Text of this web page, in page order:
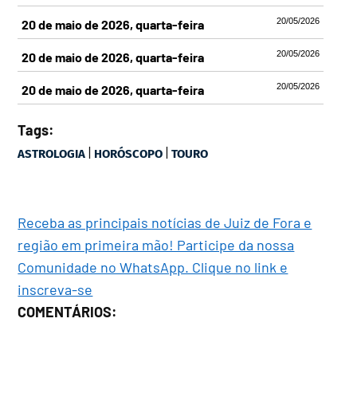
20/05/2026
20 de maio de 2026, quarta-feira
20/05/2026
20 de maio de 2026, quarta-feira
20/05/2026
20 de maio de 2026, quarta-feira
Tags:
ASTROLOGIA | HORÓSCOPO |TOURO
Receba as principais notícias de Juiz de Fora e
região em primeira mão! Participe da nossa
Comunidade no WhatsApp. Clique no link e
inscreva-se
COMENTÁRIOS: